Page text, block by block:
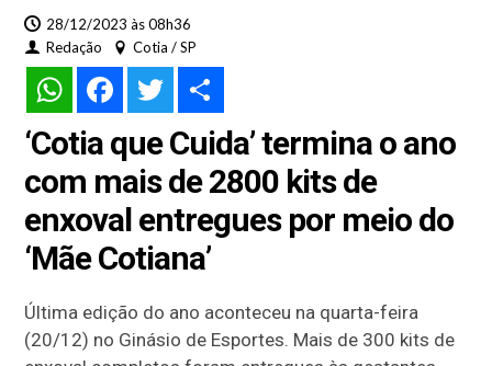
28/12/2023 às 08h36
Redação
Cotia / SP
WhatsAppFacebookTwitter
‘Cotia que Cuida’ termina o ano
com mais de 2800 kits de
enxoval entregues por meio do
‘Mãe Cotiana’
Última edição do ano aconteceu na quarta-feira
(20/12) no Ginásio de Esportes. Mais de 300 kits de